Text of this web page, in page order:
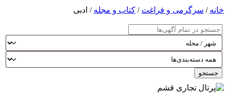
خانه / سرگرمی و فراغت / کتاب و مجله / ادبی
جستجو